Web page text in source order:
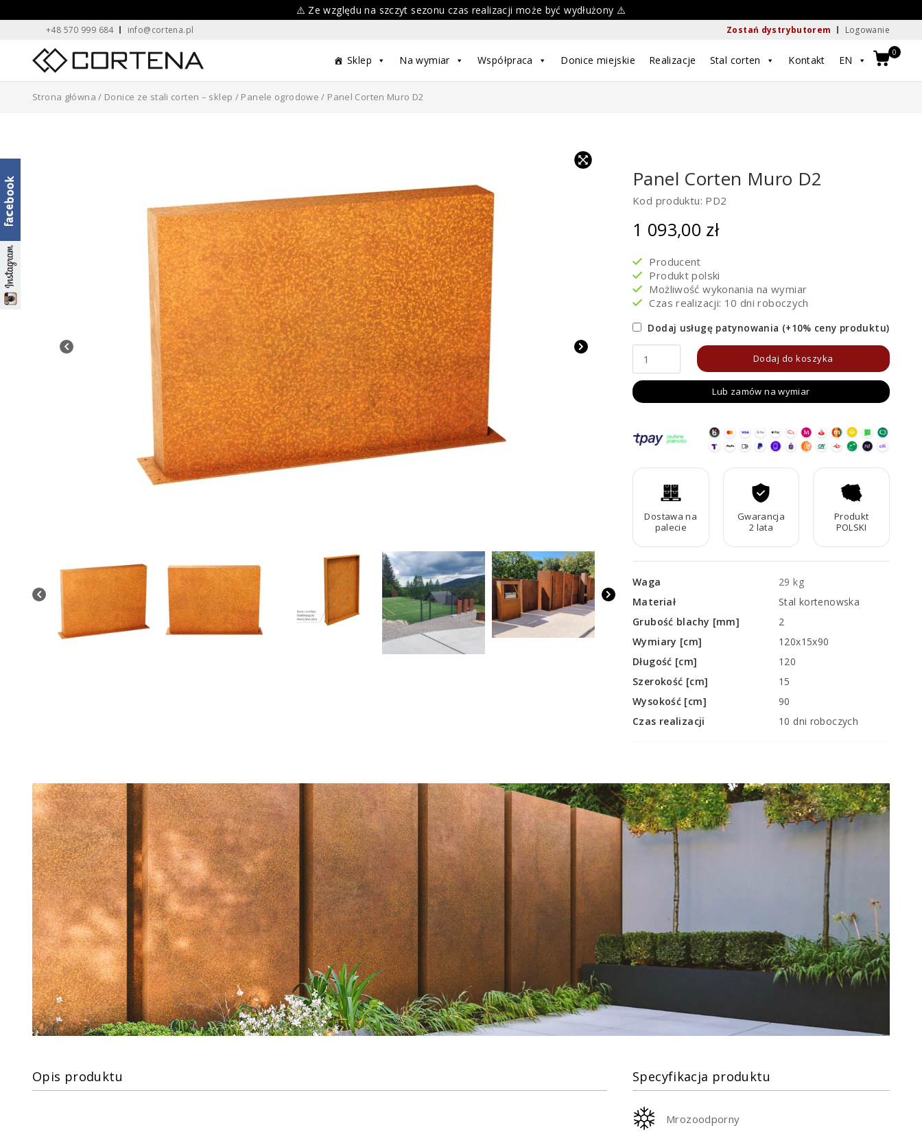
content
⚠️ Ze względu na szczyt sezonu czas realizacji może być wydłużony ⚠️
+48 570 999 684 info@cortena.pl Zostań dystrybutorem Logowanie
Home Sklep Na wymiar Współpraca Donice miejskie Realizacje Stal corten Kontakt EN
0
Strona główna / Donice ze stali corten – sklep / Panele ogrodowe / Panel Corten Muro D2
Panel Corten Muro D2
Kod produktu: PD2
1 093,00 zł
Producent
Produkt polski
Możliwość wykonania na wymiar
Czas realizacji: 10 dni roboczych
Dodaj usługę patynowania (+10% ceny produktu)
ilość
Panel
Corten
D2
Dodaj do koszyka
Lub zamów na wymiar
Dostawa na
palecie
Gwarancja
2 lata
Produkt
POLSKI
Waga
29 kg
Materiał
Stal kortenowska
Grubość blachy [mm]
2
Wymiary [cm]
120x15x90
Długość [cm]
120
Szerokość [cm]
15
Wysokość [cm]
90
Czas realizacji
10 dni roboczych
Opis produktu Specyfikacja produktu
Mrozoodporny